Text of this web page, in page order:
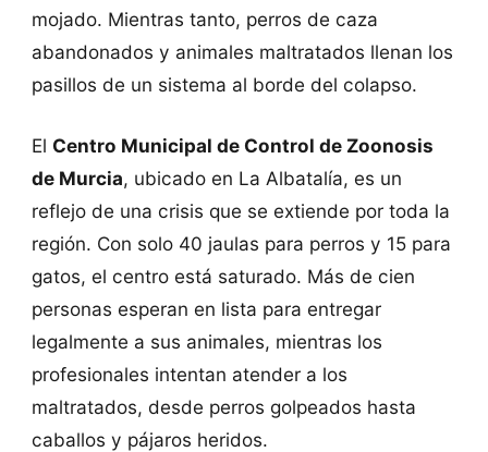
mojado. Mientras tanto, perros de caza
abandonados y animales maltratados llenan los
pasillos de un sistema al borde del colapso.
El Centro Municipal de Control de Zoonosis
de Murcia, ubicado en La Albatalía, es un
reflejo de una crisis que se extiende por toda la
región. Con solo 40 jaulas para perros y 15 para
gatos, el centro está saturado. Más de cien
personas esperan en lista para entregar
legalmente a sus animales, mientras los
profesionales intentan atender a los
maltratados, desde perros golpeados hasta
caballos y pájaros heridos.